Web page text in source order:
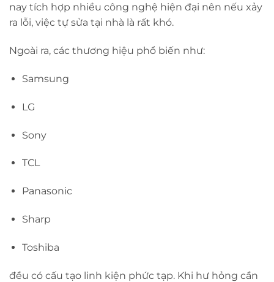
nay tích hợp nhiều công nghệ hiện đại nên nếu xảy
ra lỗi, việc tự sửa tại nhà là rất khó.
Ngoài ra, các thương hiệu phổ biến như:
Samsung
LG
Sony
TCL
Panasonic
Sharp
Toshiba
đều có cấu tạo linh kiện phức tạp. Khi hư hỏng cần